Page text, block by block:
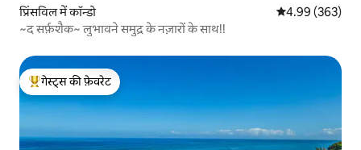
प्रिंसविल में कॉन्डो औसत रेटिंग 5 में से
4.99 (363)
~द सर्फ़शैक~ लुभावने समुद्र के नज़ारों के साथ!!
गेस्ट्स का टॉप फ़ेवरेट
गेस्ट्स की फ़ेवरेट